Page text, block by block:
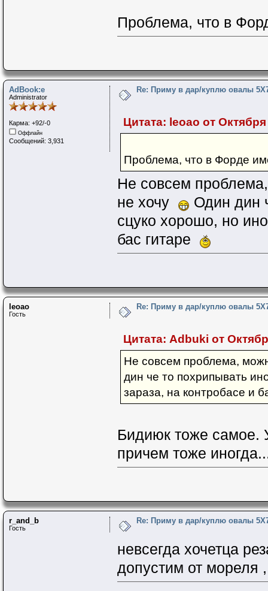
Проблема, что в
AdBook:e
Administrator
Карма: +92/-0
Оффлайн
Сообщений: 3,931
Re: Приму в дар/куплю овалы
Цитата: leoao от
Проблема, что в Форде
Не совсем
не хочу
Один дин
сцуко хорошо, но
бас гитаре
leoao
Гость
Re: Приму в дар/куплю овалы
Цитата: Adbuki от
Не совсем проблема,
дин че то похрипывать
зараза, на контробасе и
Бидиюк тоже самое.
причем тоже
r_and_b
Гость
Re: Приму в дар/куплю овалы
невсегда хочетца
допустим от мореля